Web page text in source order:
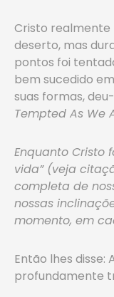
Cristo realmente
deserto, mas
pontos foi
bem sucedido
suas formas,
Tempted As We
Enquanto Cristo
vida” (veja
completa de
nossas
momento, em
Então lhes disse:
profundamente